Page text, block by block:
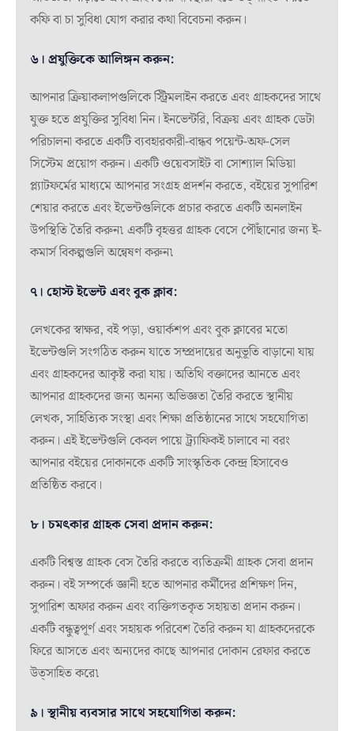
কফি বা চা সুবিধা যোগ করার কথা বিবেচনা করুন।
৬। প্রযুক্তিকে আলিঙ্গন করুন:
আপনার ক্রিয়াকলাপগুলিকে স্ট্রিমলাইন করতে এবং গ্রাহকদের সাথে
যুক্ত হতে প্রযুক্তির সুবিধা নিন। ইনভেন্টরি, বিক্রয় এবং গ্রাহক ডেটা
পরিচালনা করতে একটি ব্যবহারকারী-বান্ধব পয়েন্ট-অফ-সেল
সিস্টেম প্রয়োগ করুন। একটি ওয়েবসাইট বা সোশ্যাল মিডিয়া
প্ল্যাটফর্মের মাধ্যমে আপনার সংগ্রহ প্রদর্শন করতে, বইয়ের সুপারিশ
শেয়ার করতে এবং ইভেন্টগুলিকে প্রচার করতে একটি অনলাইন
উপস্থিতি তৈরি করুন৷ একটি বৃহত্তর গ্রাহক বেসে পৌঁছানোর জন্য ই-
কমার্স বিকল্পগুলি অন্বেষণ করুন৷
৭। হোস্ট ইভেন্ট এবং বুক ক্লাব:
লেখকের স্বাক্ষর, বই পড়া, ওয়ার্কশপ এবং বুক ক্লাবের মতো
ইভেন্টগুলি সংগঠিত করুন যাতে সম্প্রদায়ের অনুভূতি বাড়ানো যায়
এবং গ্রাহকদের আকৃষ্ট করা যায়। অতিথি বক্তাদের আনতে এবং
আপনার গ্রাহকদের জন্য অনন্য অভিজ্ঞতা তৈরি করতে স্থানীয়
লেখক, সাহিত্যিক সংস্থা এবং শিক্ষা প্রতিষ্ঠানের সাথে সহযোগিতা
করুন। এই ইভেন্টগুলি কেবল পায়ে ট্র্যাফিকই চালাবে না বরং
আপনার বইয়ের দোকানকে একটি সাংস্কৃতিক কেন্দ্র হিসাবেও
প্রতিষ্ঠিত করবে।
৮। চমৎকার গ্রাহক সেবা প্রদান করুন:
একটি বিশ্বস্ত গ্রাহক বেস তৈরি করতে ব্যতিক্রমী গ্রাহক সেবা প্রদান
করুন। বই সম্পর্কে জ্ঞানী হতে আপনার কর্মীদের প্রশিক্ষণ দিন,
সুপারিশ অফার করুন এবং ব্যক্তিগতকৃত সহায়তা প্রদান করুন।
একটি বন্ধুত্বপূর্ণ এবং সহায়ক পরিবেশ তৈরি করুন যা গ্রাহকদেরকে
ফিরে আসতে এবং অন্যদের কাছে আপনার দোকান রেফার করতে
উত্সাহিত করে৷
৯। স্থানীয় ব্যবসার সাথে সহযোগিতা করুন: